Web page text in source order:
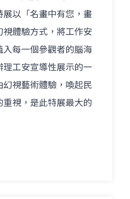
展以「名畫中有您，畫
視體驗方式，將工作安
入每一個參觀者的腦海
理工安宣導性展示的一
幻視藝術體驗，喚起民
重視，是此特展最大的